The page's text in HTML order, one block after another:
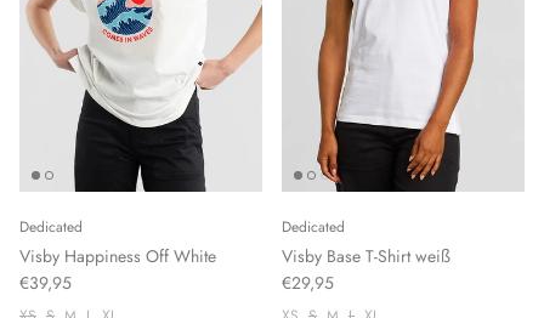
Dedicated
Visby Happiness Off White
€39,95
Dedicated
Visby Base T-Shirt weiß
€29,95